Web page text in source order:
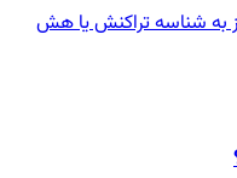
به شناسه تراکنش یا هش